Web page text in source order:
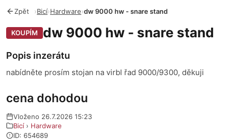
Zpět ›Bicí›Hardware›dw 9000 hw - snare stand
KOUPÍM dw 9000 hw - snare stand
cena dohodou
Vloženo 26.7.2026 15:23
Bicí › Hardware
ID: 654689
Popis inzerátu
nabídněte prosím stojan na virbl řad 9000/9300, děkuji